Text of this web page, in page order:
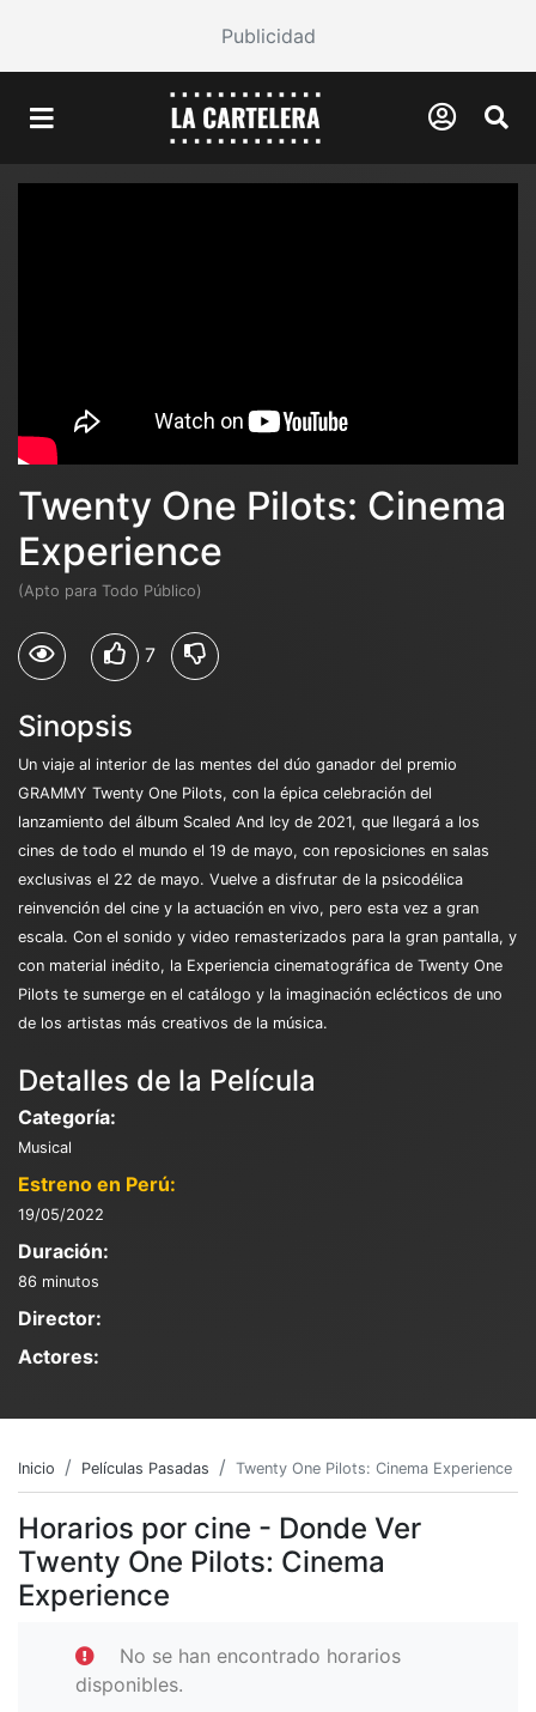
Publicidad
Twenty One Pilots: Cinema
Experience
(Apto para Todo Público)
7
Sinopsis
Un viaje al interior de las mentes del dúo ganador del premio
GRAMMY Twenty One Pilots, con la épica celebración del
lanzamiento del álbum Scaled And Icy de 2021, que llegará a los
cines de todo el mundo el 19 de mayo, con reposiciones en salas
exclusivas el 22 de mayo. Vuelve a disfrutar de la psicodélica
reinvención del cine y la actuación en vivo, pero esta vez a gran
escala. Con el sonido y video remasterizados para la gran pantalla, y
con material inédito, la Experiencia cinematográfica de Twenty One
Pilots te sumerge en el catálogo y la imaginación eclécticos de uno
de los artistas más creativos de la música.
Detalles de la Película
Categoría:
Musical
Estreno en Perú:
19/05/2022
Duración:
86 minutos
Director:
Actores:
Inicio Películas Pasadas Twenty One Pilots: Cinema Experience
Horarios por cine - Donde Ver
Twenty One Pilots: Cinema
Experience
No se han encontrado horarios
disponibles.